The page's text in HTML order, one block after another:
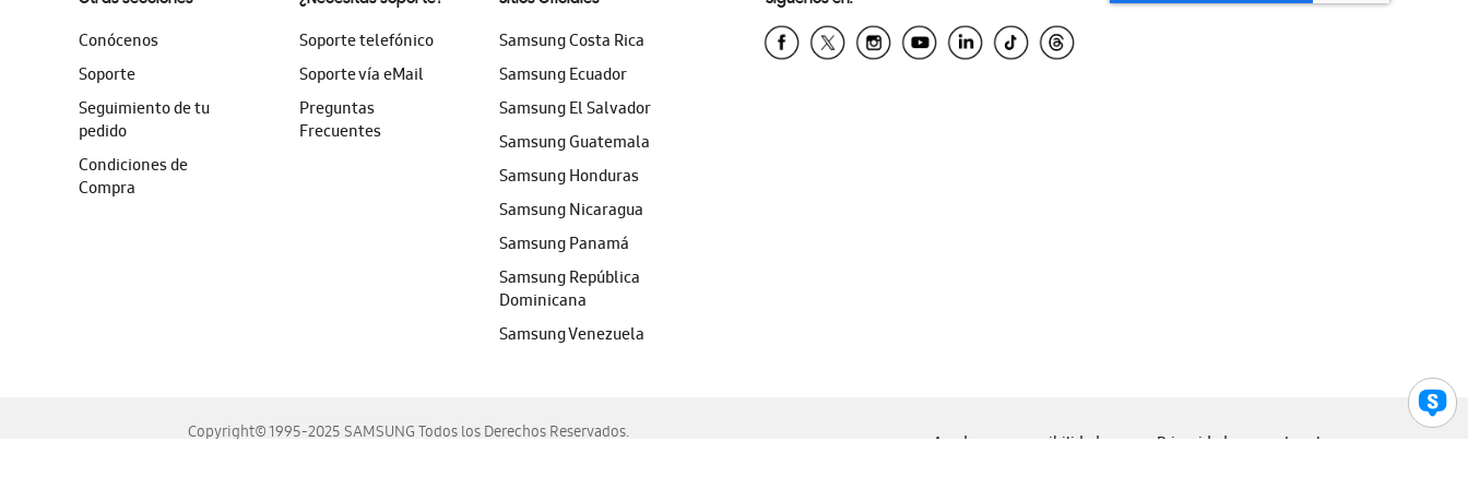
Conócenos
Soporte
Seguimiento de tu
pedido
Condiciones de
Compra
Soporte telefónico
Soporte vía eMail
Preguntas
Frecuentes
Samsung Costa Rica
Samsung Ecuador
Samsung El Salvador
Samsung Guatemala
Samsung Honduras
Samsung Nicaragua
Samsung Panamá
Samsung República
Dominicana
Samsung Venezuela
Copyright© 1995-2025 SAMSUNG Todos los Derechos Reservados.
Ayuda para accesibilidad Privacidad Legal